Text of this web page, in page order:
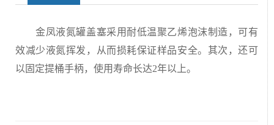
金凤液氮罐盖塞采用耐低温聚乙烯泡沫制造，可有
效减少液氮挥发，从而损耗保证样品安全。其次，还可
以固定提桶手柄，使用寿命长达2年以上。